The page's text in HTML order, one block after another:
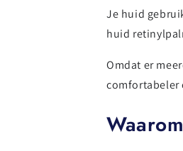
Je huid
huid
Omdat er
comfortabeler